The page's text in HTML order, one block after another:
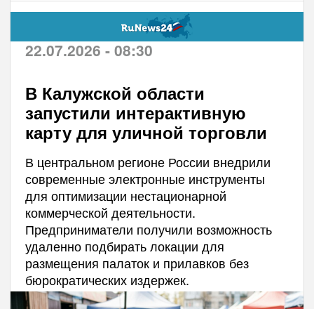
22.07.2026 - 08:30
В Калужской области
запустили интерактивную
карту для уличной торговли
В центральном регионе России внедрили
современные электронные инструменты
для оптимизации нестационарной
коммерческой деятельности.
Предприниматели получили возможность
удаленно подбирать локации для
размещения палаток и прилавков без
бюрократических издержек.